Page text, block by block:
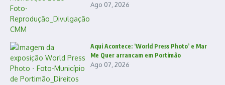
Ago 07, 2026
Aqui Acontece: ‘World Press Photo’ e Mar
Me Quer arrancam em Portimão
Ago 07, 2026